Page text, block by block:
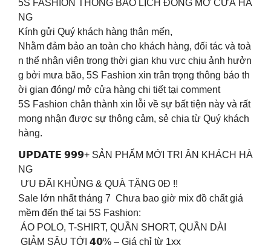
5S FASHION THÔNG BÁO LỊCH ĐÓNG MỞ CỬA HÀ
NG
Kính gửi Quý khách hàng thân mến,
Nhằm đảm bảo an toàn cho khách hàng, đối tác và toà
n thể nhân viên trong thời gian khu vực chịu ảnh hưởn
g bởi mưa bão, 5S Fashion xin trân trọng thông báo th
ời gian đóng/ mở cửa hàng chi tiết tại comment
5S Fashion chân thành xin lỗi về sự bất tiện này và rất
mong nhận được sự thông cảm, sẻ chia từ Quý khách
hàng.
𝗨𝗣𝗗𝗔𝗧𝗘 𝟵𝟵𝟵+ SẢN PHẨM MỚI TRI ÂN KHÁCH HÀ
NG
ƯU ĐÃI KHỦNG & QUÀ TẶNG 0Đ !!
Sale lớn nhất tháng 7 Chưa bao giờ mix đồ chất giá
mềm đến thế tại 5S Fashion:
️ ÁO POLO, T-SHIRT, QUẦN SHORT, QUẦN DÀI
️ GIẢM SÂU TỚI 𝟰𝟬% – Giá chỉ từ 1xx